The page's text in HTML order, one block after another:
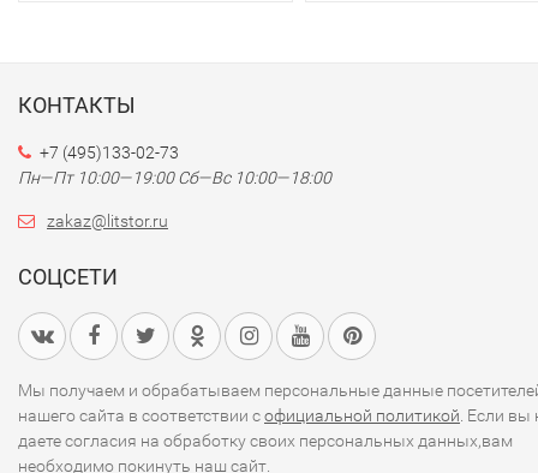
КОНТАКТЫ
+7 (495)133-02-73
Пн—Пт 10:00—19:00 Сб—Вс 10:00—18:00
zakaz@litstor.ru
СОЦСЕТИ
Мы получаем и обрабатываем персональные данные
нашего сайта в соответствии софициальной политикой. Если вы
даете согласия на обработку своих персональных данных,вам
необходимо покинуть наш сайт.